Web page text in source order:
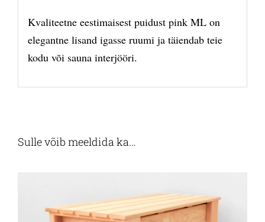
Kvaliteetne eestimaisest puidust pink ML on
elegantne lisand igasse ruumi ja täiendab teie
kodu või sauna interjööri.
Sulle võib meeldida ka…